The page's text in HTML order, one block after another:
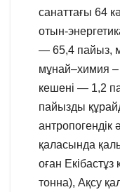
санаттағы 64
отын-
— 65,4 пайыз,
мұнай–химия –
кешені — 1,2
пайызды
антропогендік
қаласында
оған
тонна), Ақсу